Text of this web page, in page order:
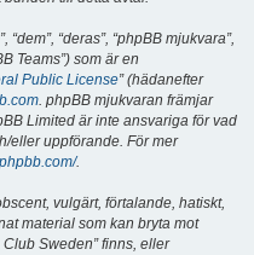
“deras”, “phpBB mjukvara”,
Teams”) som är en
Public License” (hädanefter
. phpBB mjukvaran främjar
Limited är inte ansvariga för vad
eller uppförande. För mer
.
vulgärt, förtalande, hatiskt,
material som kan bryta mot
Sweden” finns, eller